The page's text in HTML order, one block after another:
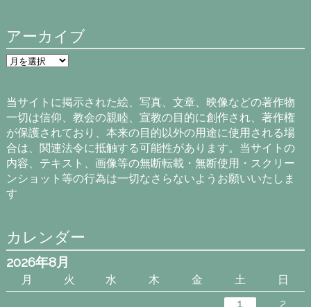
アーカイブ
ア
ー
ブ
当サイトに掲示された絵、写真、文章、映像などの著作物
一切は信仰、教会の親睦、宣教の目的に創作され、著作権
が保護されており、本来の目的以外の用途に使用される場
合は、関連法令に抵触する可能性があります。当サイトの
内容、テキスト、画像等の無断転載・無断使用・スクリー
ンショット等の行為は一切なさらないようお願いいたしま
す
カレンダー
2026年8月
月 火 水 木 金 土
日
1
2